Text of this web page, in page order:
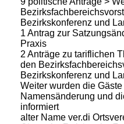
Bezirkskonferenz und
1 Antrag zur
Praxis
2 Anträge zu tariflichen
den
Bezirkskonferenz und
Weiter wurden die
Namensänderung und
informiert
alter Name ver.di